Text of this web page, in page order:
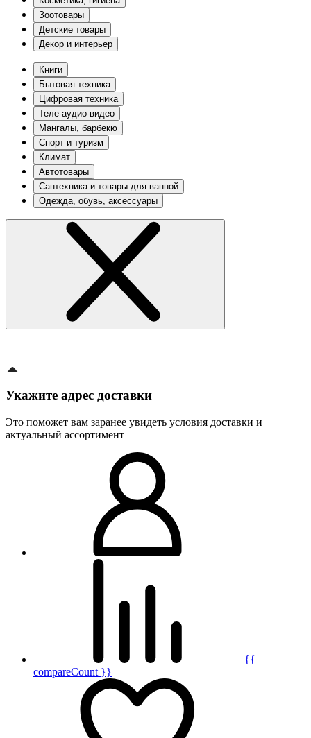
Зоотовары
Детские товары
Декор и интерьер
Книги
Бытовая техника
Цифровая техника
Теле-аудио-видео
Мангалы, барбекю
Спорт и туризм
Климат
Автотовары
Сантехника и товары для ванной
Одежда, обувь, аксессуары
Укажите адрес доставки
Это поможет вам заранее увидеть условия доставки и
актуальный ассортимент
{{
compareCount }}